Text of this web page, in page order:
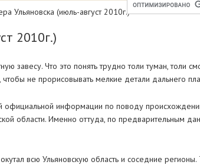
Ульяновска (июль-август 2010г.)
2010г.)
завесу. Что это понять трудно толи туман, толи
не прорисовывать мелкие детали дальнего
официальной информации по поводу
области. Именно оттуда, по предварительным
всю Ульяновскую область и соседние регионы.